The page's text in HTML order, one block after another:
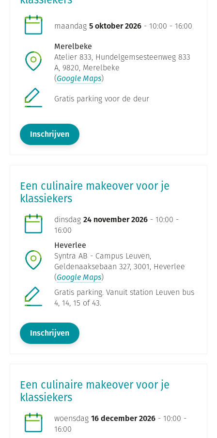
maandag 5 oktober 2026 - 10:00 - 16:00
Merelbeke
Atelier 833, Hundelgemsesteenweg 833
A, 9820, Merelbeke
(Google Maps)
Gratis parking voor de deur
Inschrijven
Een culinaire makeover voor je
klassiekers
dinsdag 24 november 2026 - 10:00 -
16:00
Heverlee
Syntra AB - Campus Leuven,
Geldenaaksebaan 327, 3001, Heverlee
(Google Maps)
Gratis parking. Vanuit station Leuven bus
4, 14, 15 of 43.
Inschrijven
Een culinaire makeover voor je
klassiekers
woensdag 16 december 2026 - 10:00 -
16:00